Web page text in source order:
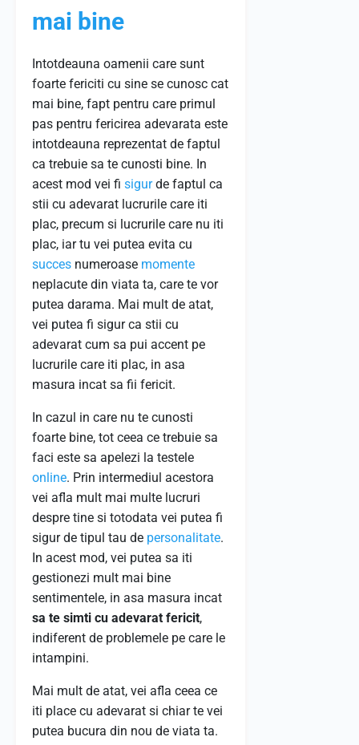
mai bine
Intotdeauna oamenii care sunt
foarte fericiti cu sine se cunosc cat
mai bine, fapt pentru care primul
pas pentru fericirea adevarata este
intotdeauna reprezentat de faptul
ca trebuie sa te cunosti bine. In
acest mod vei fi sigurde faptul ca
stii cu adevarat lucrurile care iti
plac, precum si lucrurile care nu iti
plac, iar tu vei putea evita cu
succes numeroase momente
neplacute din viata ta, care te vor
putea darama. Mai mult de atat,
vei putea fi sigur ca stii cu
adevarat cum sa pui accent pe
lucrurile care iti plac, in asa
masura incat sa fii fericit.
In cazul in care nu te cunosti
foarte bine, tot ceea ce trebuie sa
faci este sa apelezi la testele
online. Prin intermediul acestora
vei afla mult mai multe lucruri
despre tine si totodata vei putea fi
sigur de tipul tau de personalitate.
In acest mod, vei putea sa iti
gestionezi mult mai bine
sentimentele, in asa masura incat
sa te simti cu adevarat fericit,
indiferent de problemele pe care le
intampini.
Mai mult de atat, vei afla ceea ce
iti place cu adevarat si chiar te vei
putea bucura din nou de viata ta.